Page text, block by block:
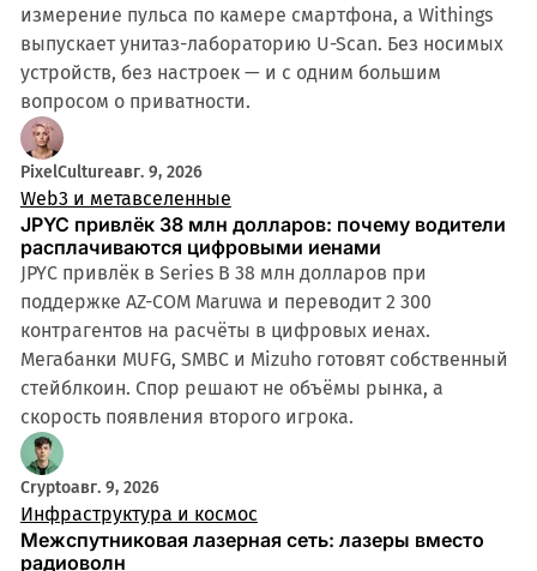
измерение пульса по камере смартфона, а Withings
выпускает унитаз-лабораторию U-Scan. Без носимых
устройств, без настроек — и с одним большим
вопросом о приватности.
PixelCultureавг. 9, 2026
Web3 и метавселенные
JPYC привлёк 38 млн долларов: почему водители
расплачиваются цифровыми иенами
JPYC привлёк в Series B 38 млн долларов при
поддержке AZ-COM Maruwa и переводит 2 300
контрагентов на расчёты в цифровых иенах.
Мегабанки MUFG, SMBC и Mizuho готовят собственный
стейблкоин. Спор решают не объёмы рынка, а
скорость появления второго игрока.
Cryptoавг. 9, 2026
Инфраструктура и космос
Межспутниковая лазерная сеть: лазеры вместо
радиоволн